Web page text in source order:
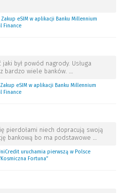
Zakup eSIM w aplikacji Banku Millennium
Finance
jaki był powód nagrody. Usługa
bardzo wiele banków.
Zakup eSIM w aplikacji Banku Millennium
Finance
pierdołami niech dopracują swoją
bankową bo ma podstawowe
uruchamia pierwszą w Polsce
Fortuna”